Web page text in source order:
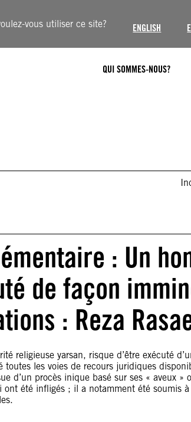
vous utiliser ce site? ENGLISH
QUI SOMMES-NOUS?
: Un
de façon
: Reza
religieuse yarsan, risque d’être exécuté
les voies de recours juridiques
d’un procès inique basé sur ses « aveux »
été infligés ; il a notamment été soumis